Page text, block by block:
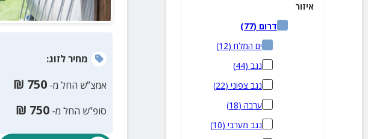
איזור
דרום (
77
)
ים המלח (
12
)
נגב (
44
)
נגב צפוני (
22
)
ערבה (
18
)
נגב מערבי (
10
)
מחירלזוג:
אמצ”ש החל מ- 750
₪
סופ”ש החל מ- 750
₪